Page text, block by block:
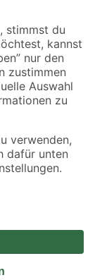
sind unter
beziehen
hier